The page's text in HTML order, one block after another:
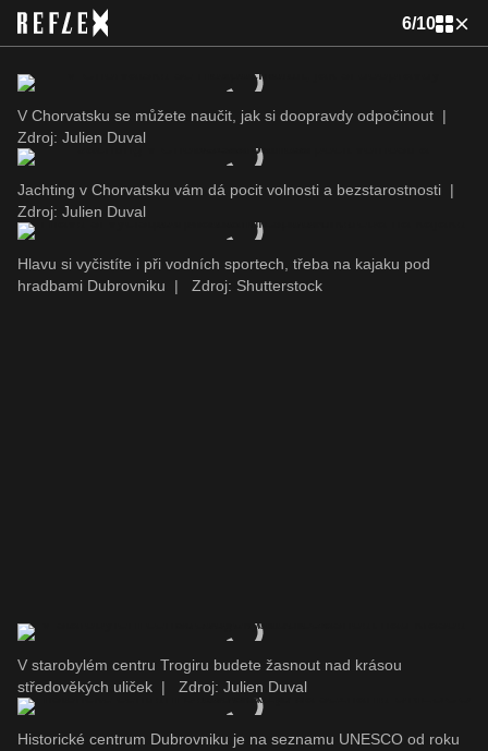
6/10
V Chorvatsku se můžete naučit, jak si doopravdy odpočinout |
Zdroj: Julien Duval
Jachting v Chorvatsku vám dá pocit volnosti a bezstarostnosti |
Zdroj: Julien Duval
Hlavu si vyčistíte i při vodních sportech, třeba na kajaku pod
hradbami Dubrovniku
| Zdroj: Shutterstock
V starobylém centru Trogiru budete žasnout nad krásou
středověkých uliček | Zdroj: Julien Duval
Historické centrum Dubrovniku je na seznamu UNESCO od roku